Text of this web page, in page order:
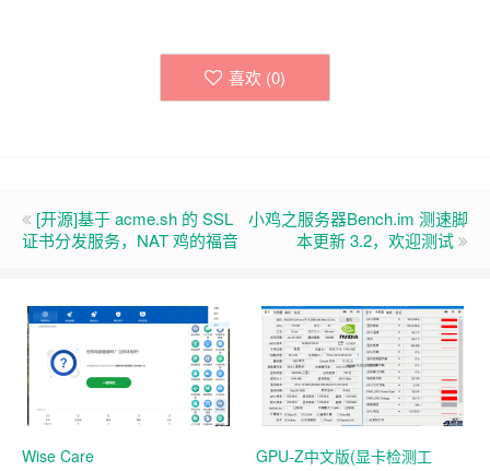
喜欢 (0)
[开源]基于 acme.sh 的 SSL
证书分发服务，NAT 鸡的福音
小鸡之服务器Bench.im 测速脚
本更新 3.2，欢迎测试
Wise Care
GPU-Z中文版(显卡检测工